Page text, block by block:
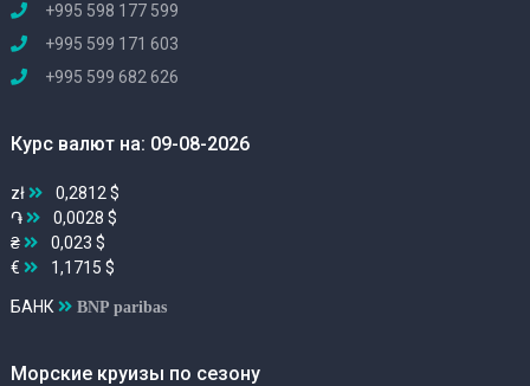
+995 598 177 599
+995 599 171 603
+995 599 682 626
Курс валют на: 09-08-2026
zł
0,2812 $
֏
0,0028 $
₴
0,023 $
€
1,1715 $
БАНК BNP paribas
Морские круизы по сезону